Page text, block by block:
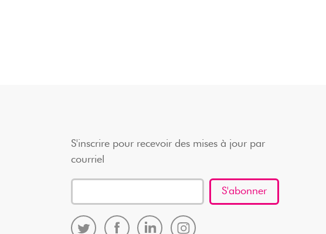
S'inscrire pour recevoir des mises à jour par
courriel